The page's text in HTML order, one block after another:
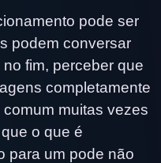
pode ser
podem conversar
fim, perceber que
completamente
muitas vezes
o que é
para um pode não